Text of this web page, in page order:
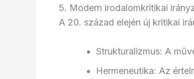
5. Modern irodalomkritikai
A 20. század elején új kritikai
Strukturalizmus: A
Hermeneutika: Az